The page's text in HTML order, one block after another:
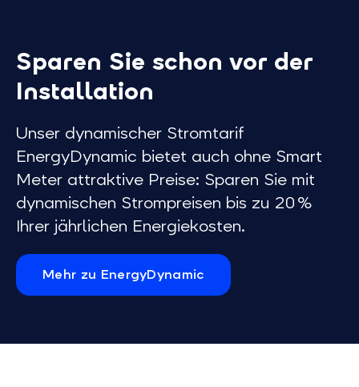
Sparen Sie schon vor der
Installation
Unser dynamischer Stromtarif
EnergyDynamic bietet auch ohne Smart
Meter attraktive Preise: Sparen Sie mit
dynamischen Strompreisen bis zu 20 %
Ihrer jährlichen Energiekosten.
Mehr zu EnergyDynamic